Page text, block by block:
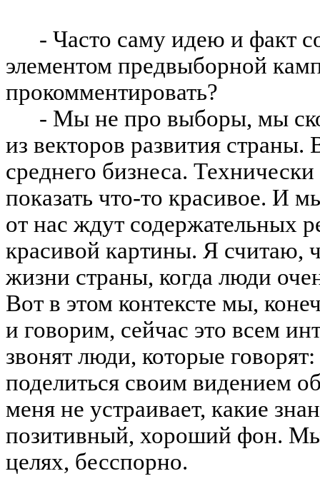
- Часто саму идею и факт
элементом предвыборной
прокомментировать?
- Мы не про выборы, мы
из векторов развития
среднего бизнеса.
показать что-то красивое. И
от нас ждут содержательных
красивой картины. Я считаю,
жизни страны, когда люди
Вот в этом контексте мы,
и говорим, сейчас это всем
звонят люди, которые
поделиться своим видением
меня не устраивает, какие
позитивный, хороший фон. Мы
целях, бесспорно.